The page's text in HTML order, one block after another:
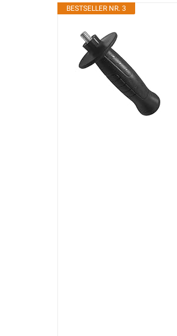
BESTSELLER NR. 3